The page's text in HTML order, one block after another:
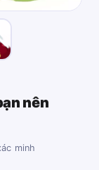
nên
minh